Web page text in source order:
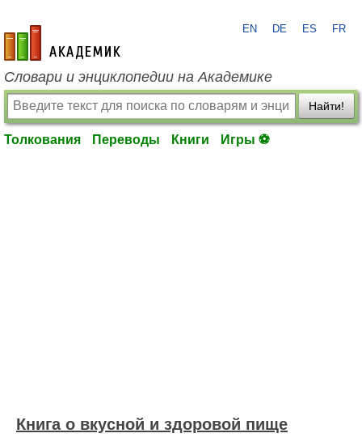
academic.ru
EN DE ES FR
Словари и энциклопедии на Академике
Найти!
Толкования Переводы Книги Игры ⚽
Книга о вкусной и здоровой пище